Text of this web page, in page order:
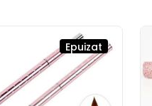
Epuizat